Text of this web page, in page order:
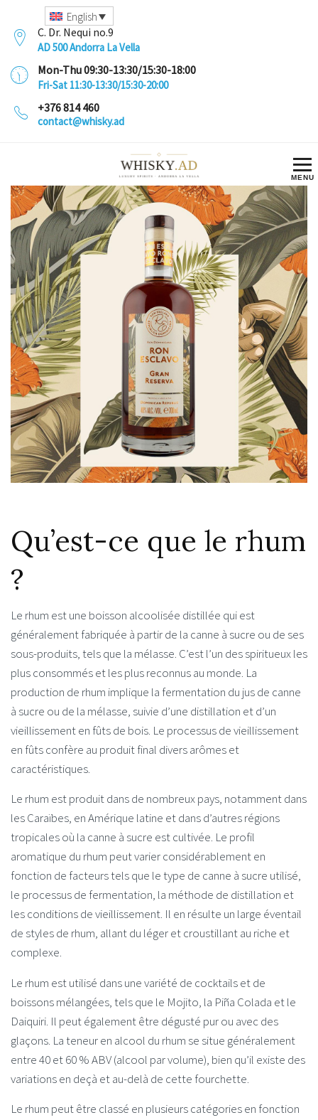
English
C. Dr. Nequi no.9
AD 500 Andorra La Vella
Mon-Thu 09:30-13:30/15:30-18:00
Fri-Sat 11:30-13:30/15:30-20:00
+376 814 460
contact@whisky.ad
Qu’est-ce que le rhum
?
Le rhum est une boisson alcoolisée distillée qui est
généralement fabriquée à partir de la canne à sucre ou de ses
sous-produits, tels que la mélasse. C’est l’un des spiritueux les
plus consommés et les plus reconnus au monde. La
production de rhum implique la fermentation du jus de canne
à sucre ou de la mélasse, suivie d’une distillation et d’un
vieillissement en fûts de bois. Le processus de vieillissement
en fûts confère au produit final divers arômes et
caractéristiques.
Le rhum est produit dans de nombreux pays, notamment dans
les Caraïbes, en Amérique latine et dans d’autres régions
tropicales où la canne à sucre est cultivée. Le profil
aromatique du rhum peut varier considérablement en
fonction de facteurs tels que le type de canne à sucre utilisé,
le processus de fermentation, la méthode de distillation et
les conditions de vieillissement. Il en résulte un large éventail
de styles de rhum, allant du léger et croustillant au riche et
complexe.
Le rhum est utilisé dans une variété de cocktails et de
boissons mélangées, tels que le Mojito, la Piña Colada et le
Daiquiri. Il peut également être dégusté pur ou avec des
glaçons. La teneur en alcool du rhum se situe généralement
entre 40 et 60 % ABV (alcool par volume), bien qu’il existe des
variations en deçà et au-delà de cette fourchette.
Le rhum peut être classé en plusieurs catégories en fonction